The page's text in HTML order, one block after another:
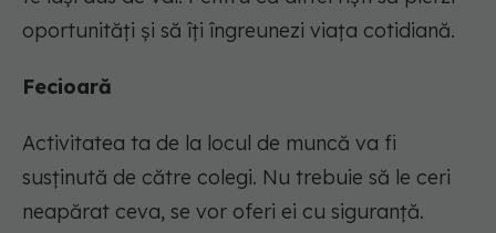
oportunități și să îți îngreunezi viața cotidiană.
Fecioară
Activitatea ta de la locul de muncă va fi
susținută de către colegi. Nu trebuie să le ceri
neapărat ceva, se vor oferi ei cu siguranță.